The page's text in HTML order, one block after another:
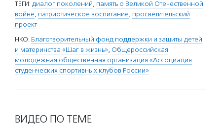
ТЕГИ: диалог поколений, память о Великой Отечественной
войне, патриотическое воспитание, просветительский
проект
НКО: Благотворительный фонд поддержки и защиты детей
и материнства «Шаг в жизнь», Общероссийская
молодежная общественная организация «Ассоциация
студенческих спортивных клубов России»
ВИДЕО ПО ТЕМЕ